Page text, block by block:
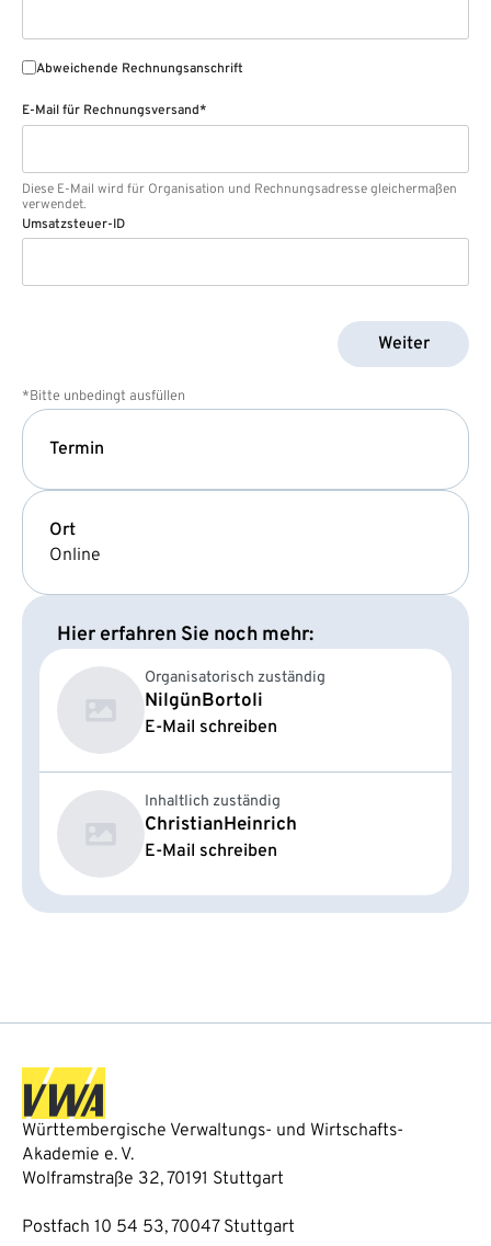
Abweichende Rechnungsanschrift
E-Mail für Rechnungsversand*
Diese E-Mail wird für Organisation und Rechnungsadresse gleichermaßen
verwendet.
Umsatzsteuer-ID
Weiter
*Bitte unbedingt ausfüllen
Termin
Ort
Online
Hier erfahren Sie noch mehr:
Organisatorisch zuständig
NilgünBortoli
E-Mail schreiben
Inhaltlich zuständig
ChristianHeinrich
E-Mail schreiben
Württembergische Verwaltungs- und Wirtschafts-
Akademie e. V.
Wolframstraße 32, 70191 Stuttgart
Postfach 10 54 53, 70047 Stuttgart